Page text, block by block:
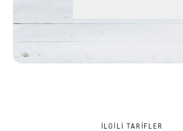
İLGILI TARIFLER